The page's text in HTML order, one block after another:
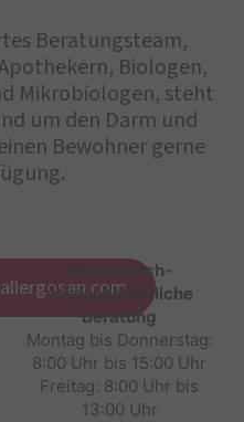
Beratungsteam,
Biologen,
Mikrobiologen, steht
um den Darm und
Bewohner gerne
Medizinisch-
wissenschaftliche
Beratung
Montag bis Donnerstag:
8:00 Uhr bis 15:00 Uhr
Freitag: 8:00 Uhr bis
13:00 Uhr